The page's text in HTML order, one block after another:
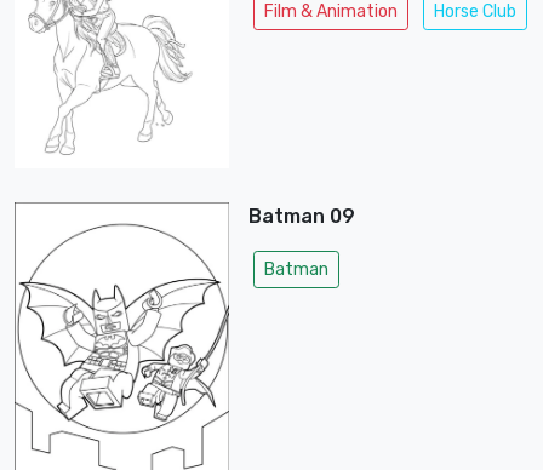
Film & Animation Horse Club
Batman 09
Batman